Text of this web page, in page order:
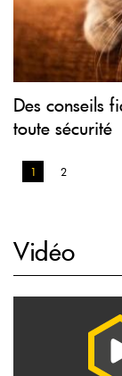
Des conseils
toute sécurité
1 2
Vidéo